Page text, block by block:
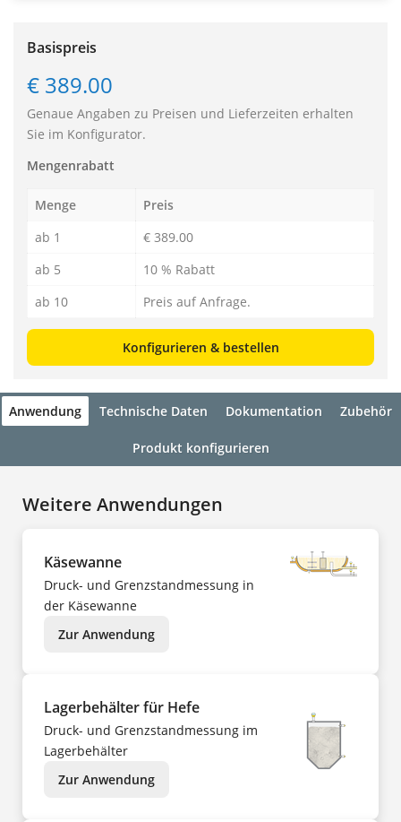
Basispreis
€ 389.00
Genaue Angaben zu Preisen und Lieferzeiten erhalten
Sie im Konfigurator.
Mengenrabatt
Menge
Preis
ab 1
€ 389.00
ab 5
10 % Rabatt
ab 10
Preis auf Anfrage.
Konfigurieren & bestellen
Anwendung Technische Daten Dokumentation Zubehör
Produkt konfigurieren
Weitere Anwendungen
Käsewanne
Druck- und Grenzstandmessung in
der Käsewanne
Zur Anwendung
Lagerbehälter für Hefe
Druck- und Grenzstandmessung im
Lagerbehälter
Zur Anwendung